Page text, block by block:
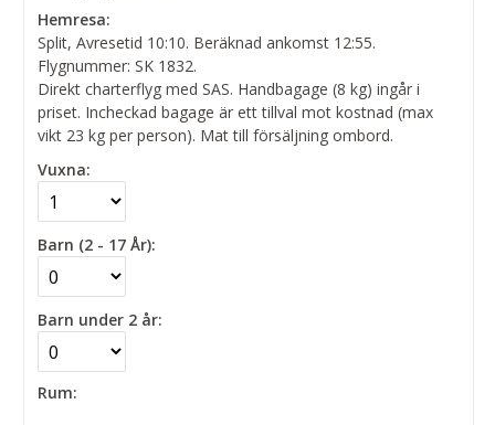
Hemresa:
Split, Avresetid 10:10. Beräknad ankomst 12:55.
Flygnummer: SK 1832.
Direkt charterflyg med SAS. Handbagage (8 kg) ingår i
priset. Incheckad bagage är ett tillval mot kostnad (max
vikt 23 kg per person). Mat till försäljning ombord.
Vuxna:
Barn (2 - 17 År):
Barn under 2 år:
Rum: